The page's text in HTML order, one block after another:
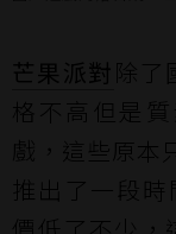
芒果派對除了
格不高但是
戲，這些原本
推出了一段